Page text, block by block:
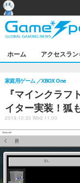
ホーム アクセスラン
『マインクラフ
イター実装！狐
家庭用ゲーム XBOX One
2019.10.30 Wed 11:00